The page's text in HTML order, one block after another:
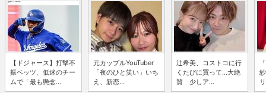
【ドジャース】打撃不
振ベッツ、低迷のチー
ムで「最も懸念...
元カップルYouTuber
「夜のひと笑い」いち
え、新恋...
辻希美、コストコに行
くたびに買って...大絶
賛 少しア...